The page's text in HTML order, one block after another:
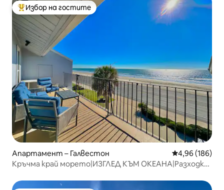
Най-популярен избор на гостите
Избор на гостите
Апартамент – Галвестон Средна
4,96 (186)
Кръчма край морето|ИЗГЛЕД КЪМ ОКЕАНА|Разходка